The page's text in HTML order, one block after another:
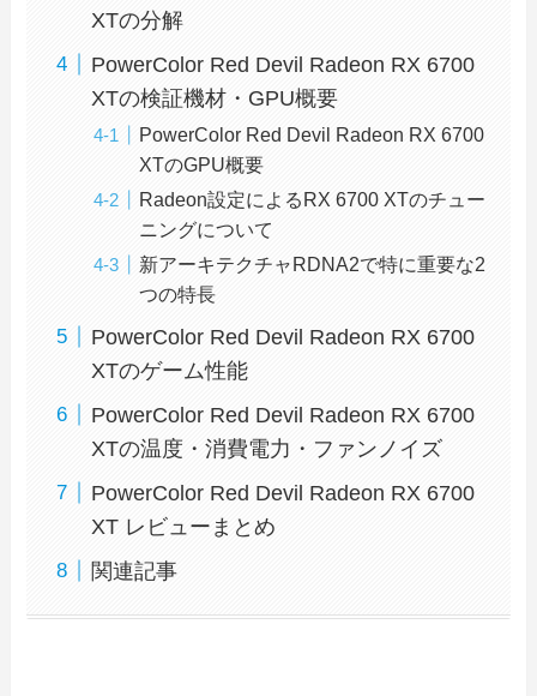
XTの分解
PowerColor Red Devil Radeon RX 6700
XTの検証機材・GPU概要
PowerColor Red Devil Radeon RX 6700
XTのGPU概要
Radeon設定によるRX 6700 XTのチュー
ニングについて
新アーキテクチャRDNA2で特に重要な2
つの特長
PowerColor Red Devil Radeon RX 6700
XTのゲーム性能
PowerColor Red Devil Radeon RX 6700
XTの温度・消費電力・ファンノイズ
PowerColor Red Devil Radeon RX 6700
XT レビューまとめ
関連記事